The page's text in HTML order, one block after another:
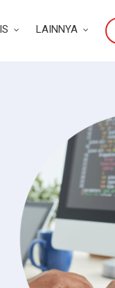
LAINNYA